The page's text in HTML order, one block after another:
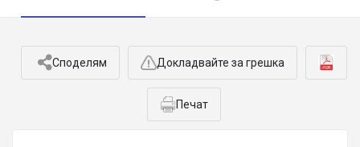
Споделям Докладвайте за грешка
Печат